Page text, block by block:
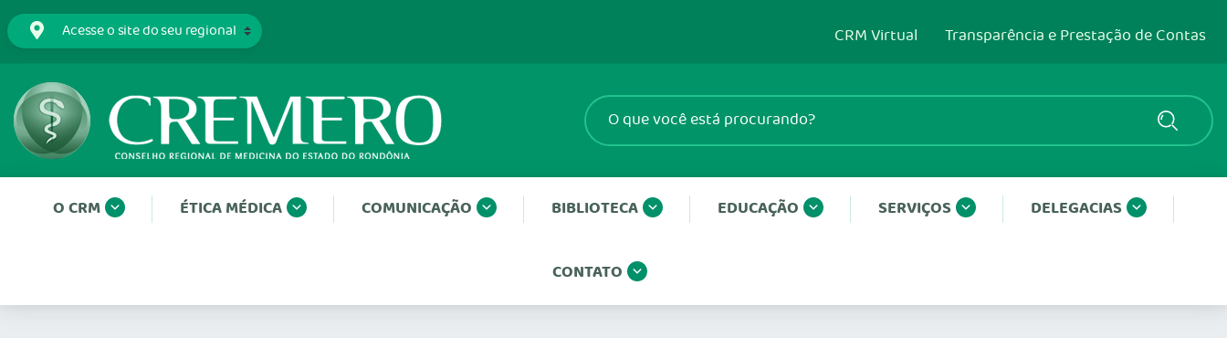
CRM Virtual Transparência e Prestação de Contas
O CRM ÉTICA MÉDICA COMUNICAÇÃO BIBLIOTECA EDUCAÇÃO SERVIÇOS DELEGACIAS
CONTATO